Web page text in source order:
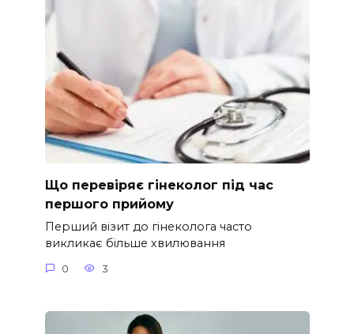
Що перевіряє гінеколог під час
першого прийому
Перший візит до гінеколога часто
викликає більше хвилювання
0 3